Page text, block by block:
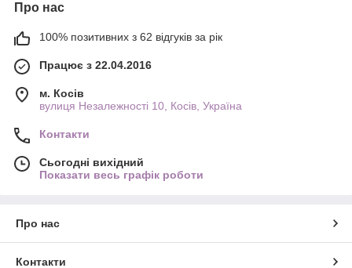
Про нас
100% позитивних з 62 відгуків за рік
Працює з 22.04.2016
м. Косів
вулиця Незалежності 10, Косів, Україна
Контакти
Сьогодні вихідний
Показати весь графік роботи
Про нас
Контакти